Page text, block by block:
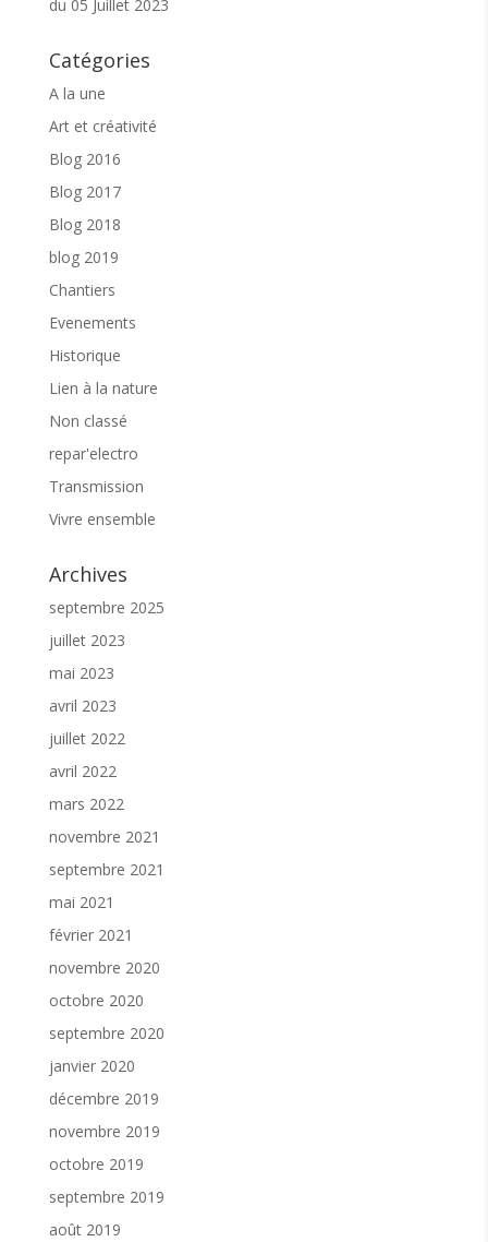
A 1630 gôuter
du 05 Juillet 2023
Catégories
A la une
Art et créativité
Blog 2016
Blog 2017
Blog 2018
blog 2019
Chantiers
Evenements
Historique
Lien à la nature
Non classé
repar'electro
Transmission
Vivre ensemble
Archives
septembre 2025
juillet 2023
mai 2023
avril 2023
juillet 2022
avril 2022
mars 2022
novembre 2021
septembre 2021
mai 2021
février 2021
novembre 2020
octobre 2020
septembre 2020
janvier 2020
décembre 2019
novembre 2019
octobre 2019
septembre 2019
août 2019